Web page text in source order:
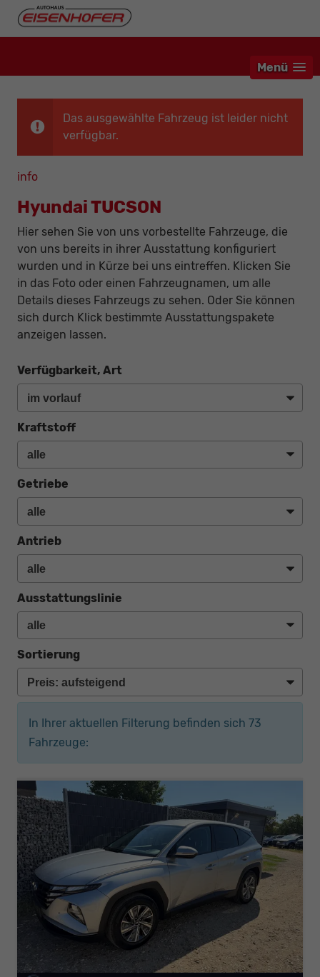
Menü
Das ausgewählte Fahrzeug ist leider nicht
verfügbar.
info
Hyundai TUCSON
Hier sehen Sie von uns vorbestellte Fahrzeuge, die
von uns bereits in ihrer Ausstattung konfiguriert
wurden und in Kürze bei uns eintreffen. Klicken Sie
in das Foto oder einen Fahrzeugnamen, um alle
Details dieses Fahrzeugs zu sehen. Oder Sie können
sich durch Klick bestimmte Ausstattungspakete
anzeigen lassen.
Verfügbarkeit, Art
Kraftstoff
Getriebe
Antrieb
Ausstattungslinie
Sortierung
In Ihrer aktuellen Filterung befinden sich 73
Fahrzeuge: